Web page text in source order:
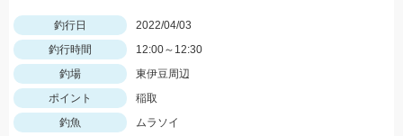
釣行日
2022/04/03
釣行時間
12:00～12:30
釣場
東伊豆周辺
ポイント
稲取
釣魚
ムラソイ